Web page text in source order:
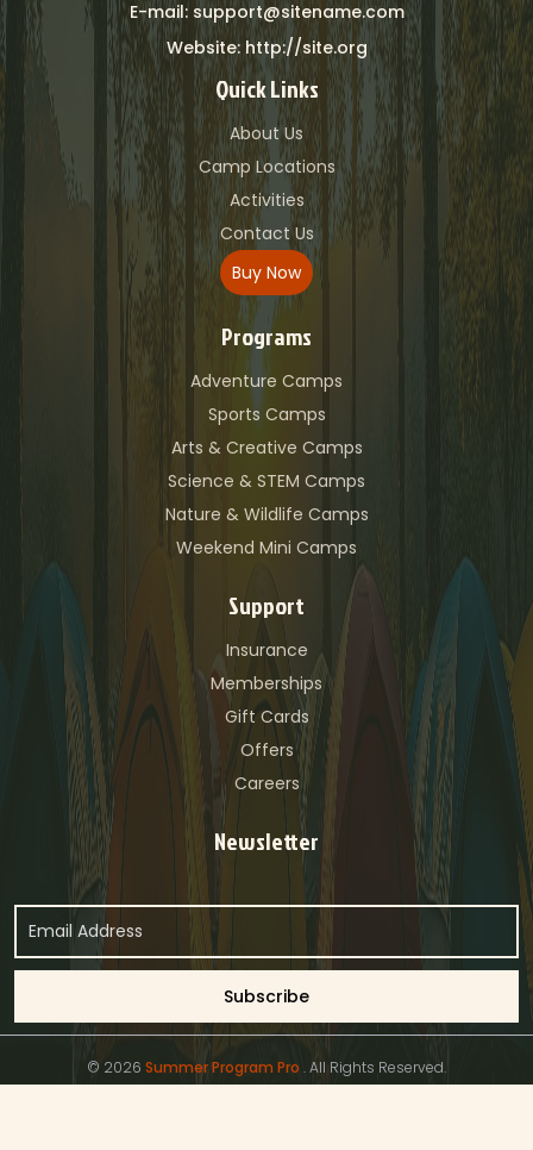
E-mail: support@sitename.com
Website: http://site.org
Quick Links
About Us
Camp Locations
Activities
Contact Us
Buy Now
Programs
Adventure Camps
Sports Camps
Arts & Creative Camps
Science & STEM Camps
Nature & Wildlife Camps
Weekend Mini Camps
Support
Insurance
Memberships
Gift Cards
Offers
Careers
Newsletter
© 2026 Summer Program Pro . All Rights Reserved.